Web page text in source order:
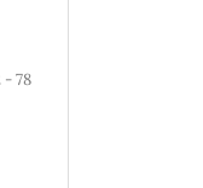
- 78